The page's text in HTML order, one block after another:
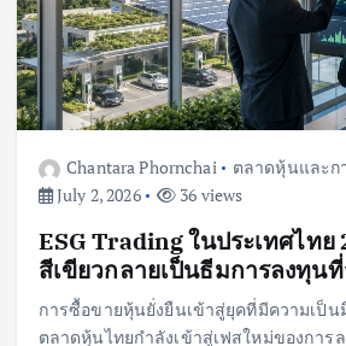
Chantara Phornchai
ตลาดหุ้นและก
July 2, 2026
36 views
ESG Trading ในประเทศไท
สีเขียวกลายเป็นธีมการลงทุน
การซื้อขายหุ้นยั่งยืนเข้าสู่ยุคที่มีความเป็
ตลาดหุ้นไทยกำลังเข้าสู่เฟสใหม่ของการ